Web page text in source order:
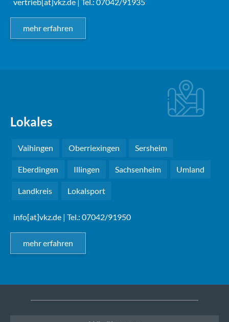
mehr erfahren
Lokales
Vaihingen Oberriexingen Sersheim
Eberdingen Illingen Sachsenheim Umland
Landkreis Lokalsport
info[at]vkz.de | Tel.: 07042/91950
mehr erfahren